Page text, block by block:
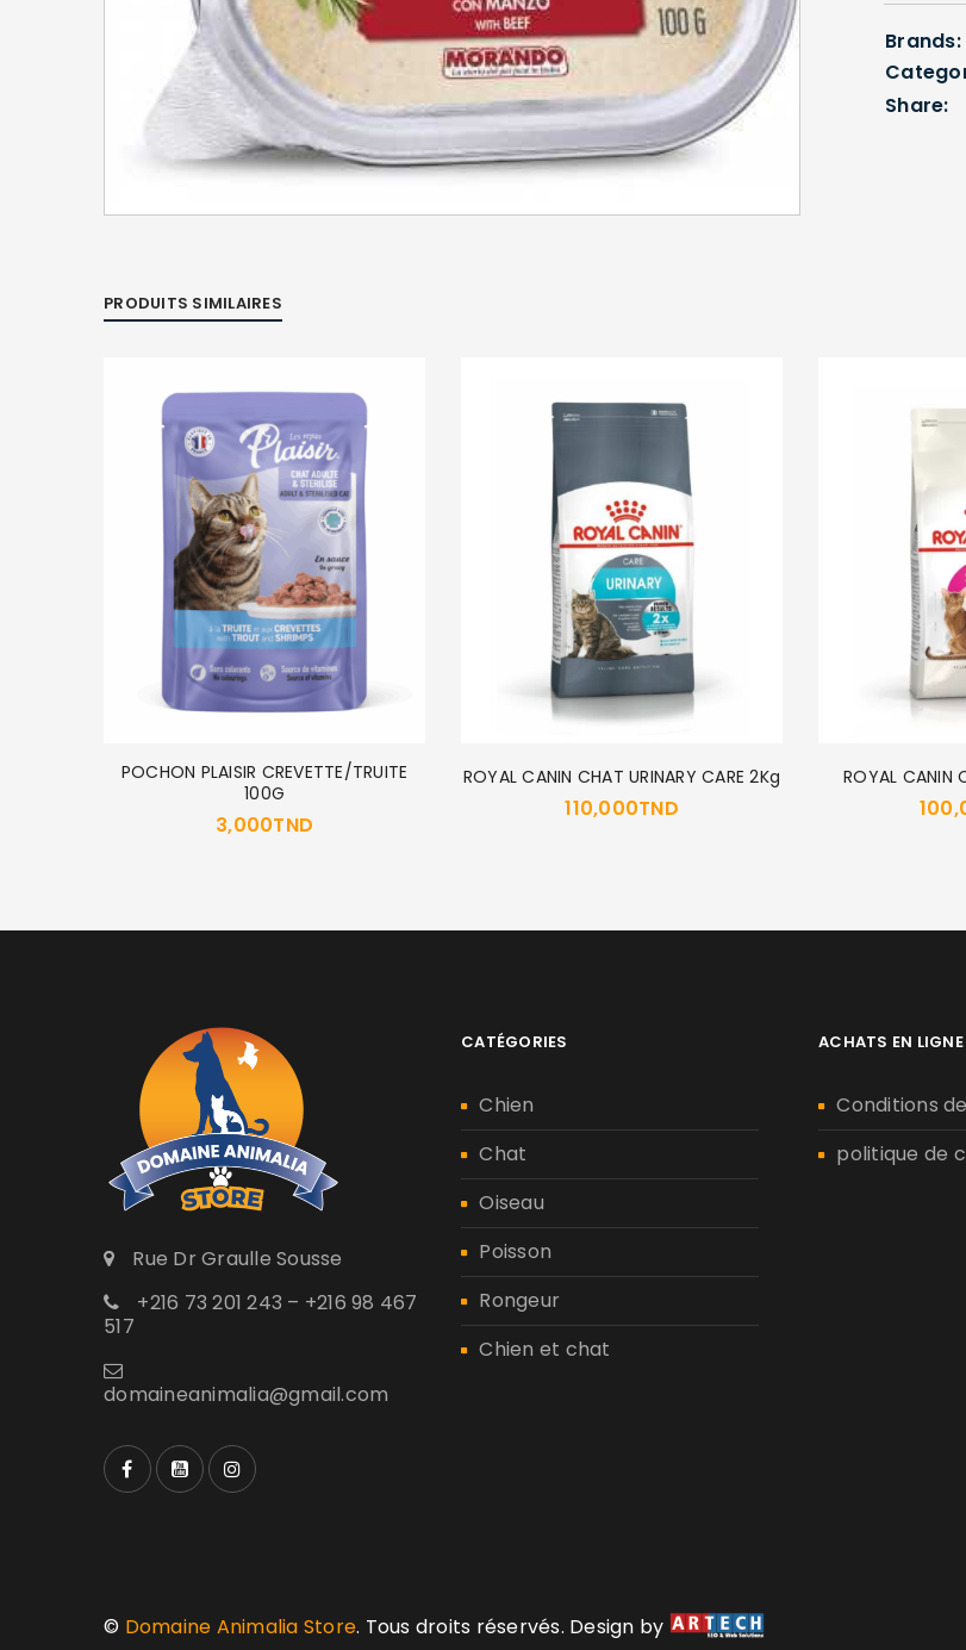
SE CONNECTER
Se souvenir de
SE CONNECTER
MOT DE PASSE PERDU ?
Brands:
Share:
PRODUITS SIMILAIRES
POCHON PLAISIR CREVETTE/TRUITE
100G
3,000TND
ROYAL CANIN CHAT URINARY CARE 2Kg
110,000TND
ROYAL CANIN
Rue Dr Graulle Sousse
+216 73 201 243 – +216 98 467
517
domaineanimalia@gmail.com
CATÉGORIES
Chien
Chat
Oiseau
Poisson
Rongeur
Chien et chat
ACHATS EN LIGNE
Conditions
politique de
© Domaine Animalia Store. Tous droits réservés. Design by